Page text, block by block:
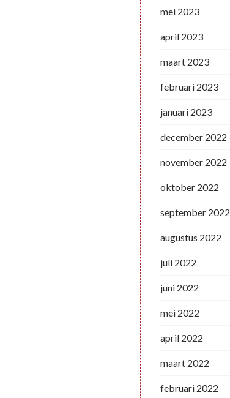
mei 2023
april 2023
maart 2023
februari 2023
januari 2023
december 2022
november 2022
oktober 2022
september 2022
augustus 2022
juli 2022
juni 2022
mei 2022
april 2022
maart 2022
februari 2022